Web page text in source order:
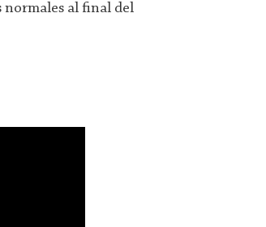
normales al final del